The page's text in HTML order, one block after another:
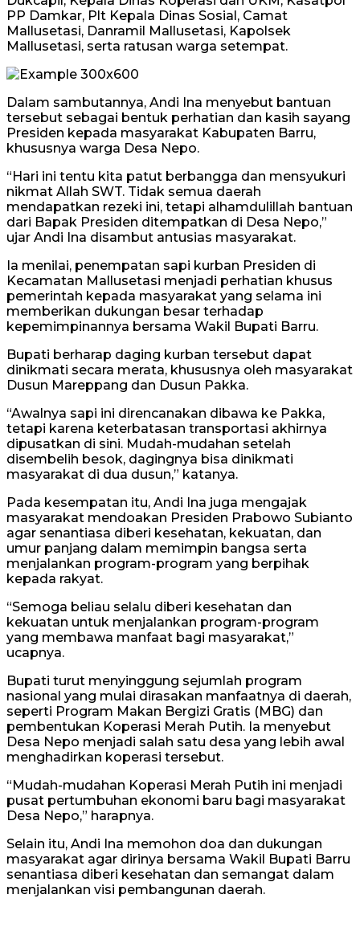
PP Damkar, Plt Kepala Dinas Sosial, Camat
Mallusetasi, Danramil Mallusetasi, Kapolsek
Mallusetasi, serta ratusan warga setempat.
Dalam sambutannya, Andi Ina menyebut bantuan
tersebut sebagai bentuk perhatian dan kasih sayang
Presiden kepada masyarakat Kabupaten Barru,
khususnya warga Desa Nepo.
“Hari ini tentu kita patut berbangga dan mensyukuri
nikmat Allah SWT. Tidak semua daerah
mendapatkan rezeki ini, tetapi alhamdulillah bantuan
dari Bapak Presiden ditempatkan di Desa Nepo,”
ujar Andi Ina disambut antusias masyarakat.
Ia menilai, penempatan sapi kurban Presiden di
Kecamatan Mallusetasi menjadi perhatian khusus
pemerintah kepada masyarakat yang selama ini
memberikan dukungan besar terhadap
kepemimpinannya bersama Wakil Bupati Barru.
Bupati berharap daging kurban tersebut dapat
dinikmati secara merata, khususnya oleh masyarakat
Dusun Mareppang dan Dusun Pakka.
“Awalnya sapi ini direncanakan dibawa ke Pakka,
tetapi karena keterbatasan transportasi akhirnya
dipusatkan di sini. Mudah-mudahan setelah
disembelih besok, dagingnya bisa dinikmati
masyarakat di dua dusun,” katanya.
Pada kesempatan itu, Andi Ina juga mengajak
masyarakat mendoakan Presiden Prabowo Subianto
agar senantiasa diberi kesehatan, kekuatan, dan
umur panjang dalam memimpin bangsa serta
menjalankan program-program yang berpihak
kepada rakyat.
“Semoga beliau selalu diberi kesehatan dan
kekuatan untuk menjalankan program-program
yang membawa manfaat bagi masyarakat,”
ucapnya.
Bupati turut menyinggung sejumlah program
nasional yang mulai dirasakan manfaatnya di daerah,
seperti Program Makan Bergizi Gratis (MBG) dan
pembentukan Koperasi Merah Putih. Ia menyebut
Desa Nepo menjadi salah satu desa yang lebih awal
menghadirkan koperasi tersebut.
“Mudah-mudahan Koperasi Merah Putih ini menjadi
pusat pertumbuhan ekonomi baru bagi masyarakat
Desa Nepo,” harapnya.
Selain itu, Andi Ina memohon doa dan dukungan
masyarakat agar dirinya bersama Wakil Bupati Barru
senantiasa diberi kesehatan dan semangat dalam
menjalankan visi pembangunan daerah.